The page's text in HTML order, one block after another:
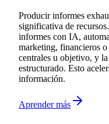
Producir informes
significativa de
informes con IA,
marketing, financieros
centrales u objetivo, y
estructurado. Esto
información.
Aprender más